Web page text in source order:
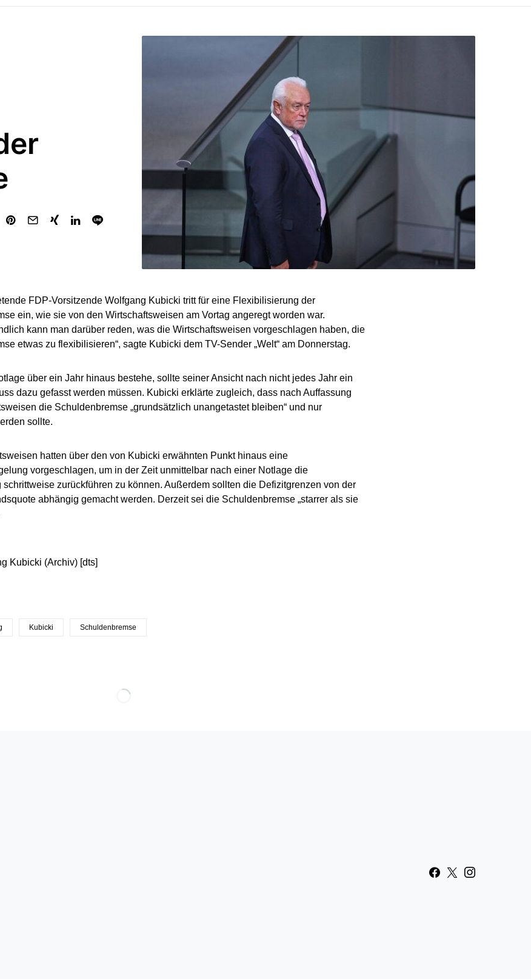
FDP-Vorsitzende Wolfgang Kubicki tritt für eine Flexibilisierung der
ein, wie sie von den Wirtschaftsweisen am Vortag angeregt worden war.
kann man darüber reden, was die Wirtschaftsweisen vorgeschlagen haben, die
etwas zu flexibilisieren“, sagte Kubicki dem TV-Sender „Welt“ am Donnerstag.
über ein Jahr hinaus bestehe, sollte seiner Ansicht nach nicht jedes Jahr ein
dazu gefasst werden müssen. Kubicki erklärte zugleich, dass nach Auffassung
die Schuldenbremse „grundsätzlich unangetastet bleiben“ und nur
sollte.
hatten über den von Kubicki erwähnten Punkt hinaus eine
vorgeschlagen, um in der Zeit unmittelbar nach einer Notlage die
schrittweise zurückführen zu können. Außerdem sollten die Defizitgrenzen von der
abhängig gemacht werden. Derzeit sei die Schuldenbremse „starrer als sie
Kubicki (Archiv) [dts]
Kubicki Schuldenbremse